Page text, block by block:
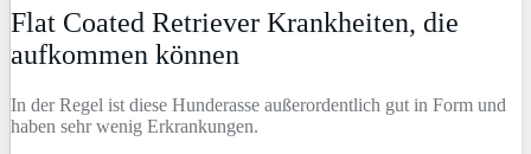
Flat Coated Retriever Krankheiten, die
aufkommen können
In der Regel ist diese Hunderasse außerordentlich gut in Form und
haben sehr wenig Erkrankungen.